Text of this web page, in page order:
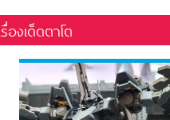
รื่องเด็ดตาโต